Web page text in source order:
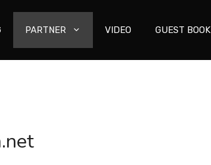
PARTNER VIDEO GUEST BOOK